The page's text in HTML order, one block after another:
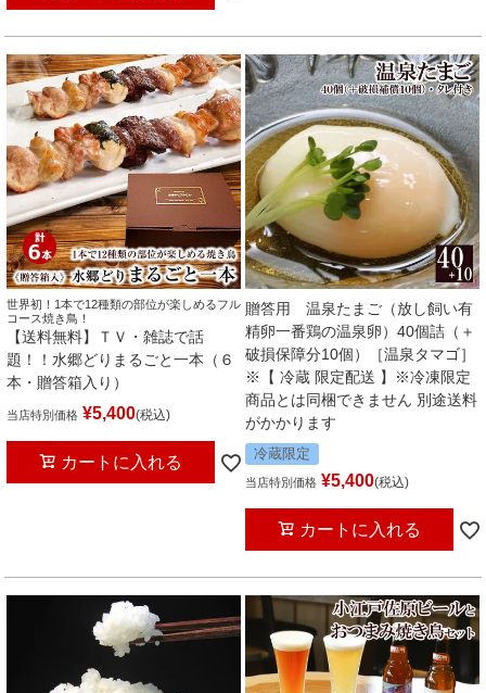
世界初！1本で12種類の部位が楽しめるフル
コース焼き鳥！
【送料無料】ＴＶ・雑誌で話
題！！水郷どりまるごと一本（６
本・贈答箱入り）
当店特別価格 ¥5,400 税込
カートに入れる
贈答用 温泉たまご（放し飼い有
精卵一番鶏の温泉卵）40個詰（＋
破損保障分10個）［温泉タマゴ］
※【 冷蔵 限定配送 】※冷凍限定
商品とは同梱できません 別途送料
がかかります
冷蔵限定
当店特別価格 ¥5,400 税込
カートに入れる